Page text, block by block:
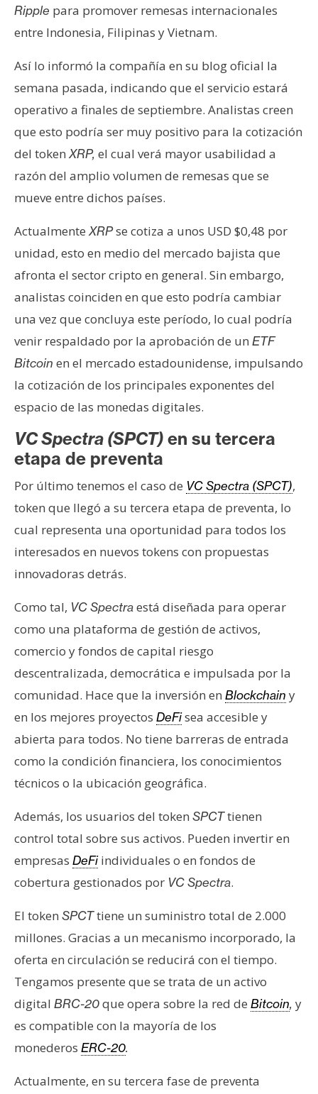
Ripple para promover remesas internacionales
entre Indonesia, Filipinas y Vietnam.
Así lo informó la compañía en su blog oficial la
semana pasada, indicando que el servicio estará
operativo a finales de septiembre. Analistas creen
que esto podría ser muy positivo para la cotización
del token XRP, el cual verá mayor usabilidad a
razón del amplio volumen de remesas que se
mueve entre dichos países.
Actualmente XRPse cotiza a unos USD $0,48 por
unidad, esto en medio del mercado bajista que
afronta el sector cripto en general. Sin embargo,
analistas coinciden en que esto podría cambiar
una vez que concluya este período, lo cual podría
venir respaldado por la aprobación de un ETF
Bitcoin en el mercado estadounidense, impulsando
la cotización de los principales exponentes del
espacio de las monedas digitales.
VC Spectra (SPCT) en su tercera
etapa de preventa
Por último tenemos el caso de VC Spectra (SPCT),
token que llegó a su tercera etapa de preventa, lo
cual representa una oportunidad para todos los
interesados en nuevos tokens con propuestas
innovadoras detrás.
Como tal, VC Spectraestá diseñada para operar
como una plataforma de gestión de activos,
comercio y fondos de capital riesgo
descentralizada, democrática e impulsada por la
comunidad. Hace que la inversión en Blockchain y
en los mejores proyectos DeFisea accesible y
abierta para todos. No tiene barreras de entrada
como la condición financiera, los conocimientos
técnicos o la ubicación geográfica.
Además, los usuarios del token SPCTtienen
control total sobre sus activos. Pueden invertir en
empresas DeFiindividuales o en fondos de
cobertura gestionados por VC Spectra.
El token SPCTtiene un suministro total de 2.000
millones. Gracias a un mecanismo incorporado, la
oferta en circulación se reducirá con el tiempo.
Tengamos presente que se trata de un activo
digital BRC-20que opera sobre la red de Bitcoin, y
es compatible con la mayoría de los
monederos ERC-20.
Actualmente, en su tercera fase de preventa